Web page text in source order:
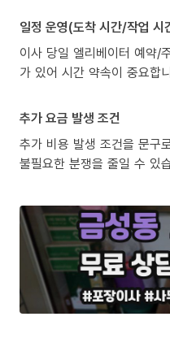
일정 운영(도착 시간/작업 시
이사 당일 엘리베이터 예약/
가 있어 시간 약속이 중요합
추가 요금 발생 조건
추가 비용 발생 조건을 문구
불필요한 분쟁을 줄일 수 있